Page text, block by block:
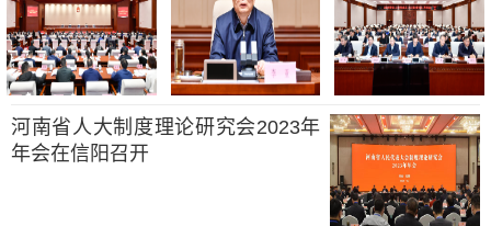
河南省人大制度理论研究会2023年
年会在信阳召开